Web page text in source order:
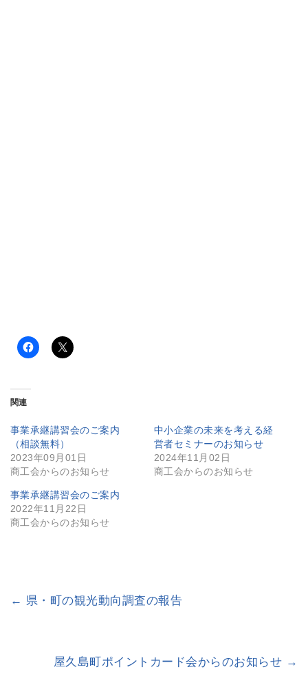
関連
事業承継講習会のご案内
（相談無料）
2023年09月01日
商工会からのお知らせ
中小企業の未来を考える経
営者セミナーのお知らせ
2024年11月02日
商工会からのお知らせ
事業承継講習会のご案内
2022年11月22日
商工会からのお知らせ
← 県・町の観光動向調査の報告
屋久島町ポイントカード会からのお知らせ →